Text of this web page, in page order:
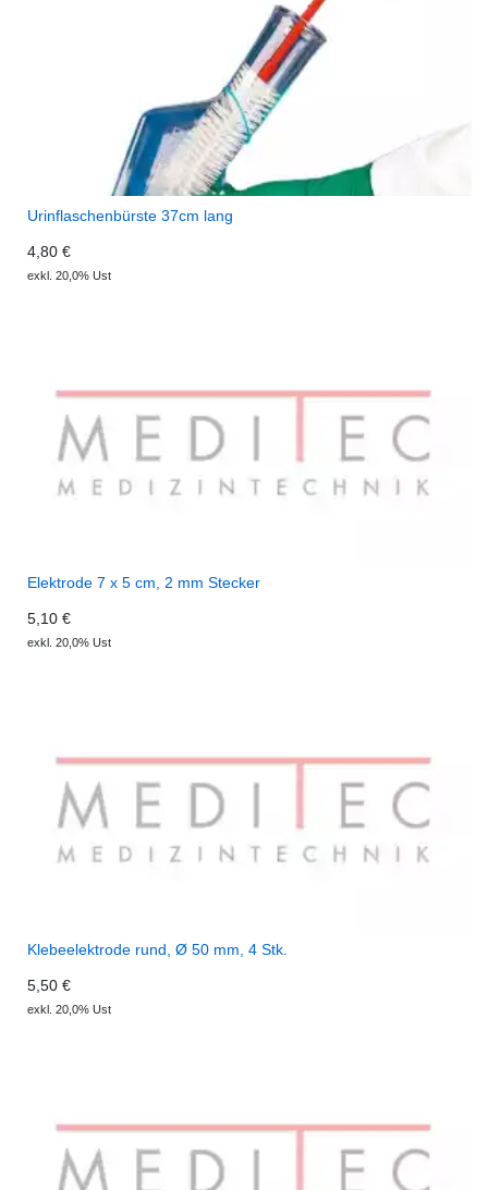
Urinflaschenbürste 37cm lang
4,80 €
exkl. 20,0% Ust
Elektrode 7 x 5 cm, 2 mm Stecker
5,10 €
exkl. 20,0% Ust
Klebeelektrode rund, Ø 50 mm, 4 Stk.
5,50 €
exkl. 20,0% Ust